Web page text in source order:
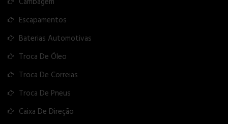
Escapamentos
Baterias Automotivas
Troca De Óleo
Troca De Correias
Troca De Pneus
Caixa De Direção